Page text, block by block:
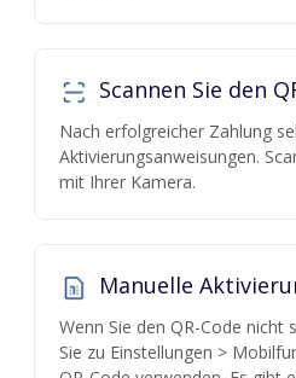
Scannen Sie den
Nach erfolgreicher Zahlung
Aktivierungsanweisungen.
mit Ihrer Kamera.
Manuelle
Wenn Sie den QR-Code nicht
Sie zu Einstellungen >